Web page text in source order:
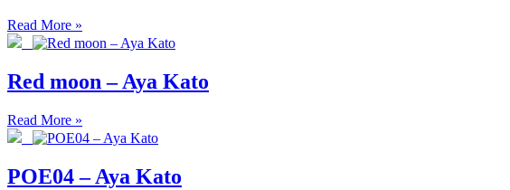
Read More »
Red moon – Aya Kato
Read More »
POE04 – Aya Kato